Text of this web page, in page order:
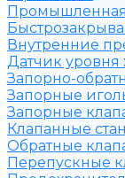
Промышленная
Внутренние
Датчик уровня
Запорно-
Запорные
Запорные
Клапанные
Обратные
Перепускные